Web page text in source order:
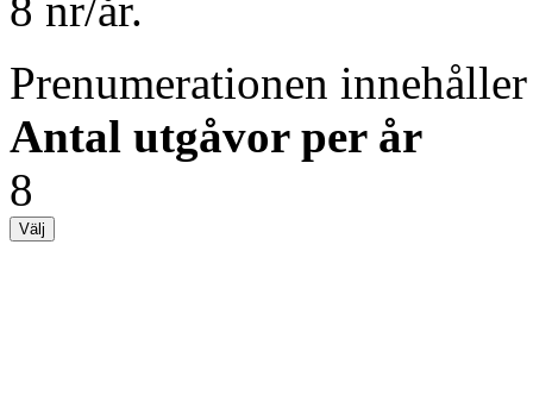
Prenumerationen
Antal utgåvor per år
8
Välj